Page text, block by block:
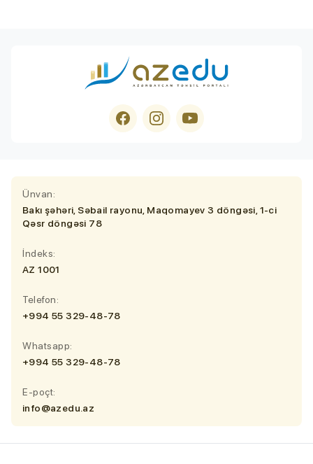
Ünvan:
Bakı şəhəri, Səbail rayonu, Maqomayev 3 döngəsi, 1-ci
Qəsr döngəsi 78
İndeks:
AZ 1001
Telefon:
+994 55 329-48-78
Whatsapp:
+994 55 329-48-78
E-poçt:
info@azedu.az